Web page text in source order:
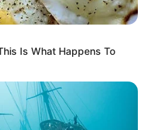
Is What Happens To